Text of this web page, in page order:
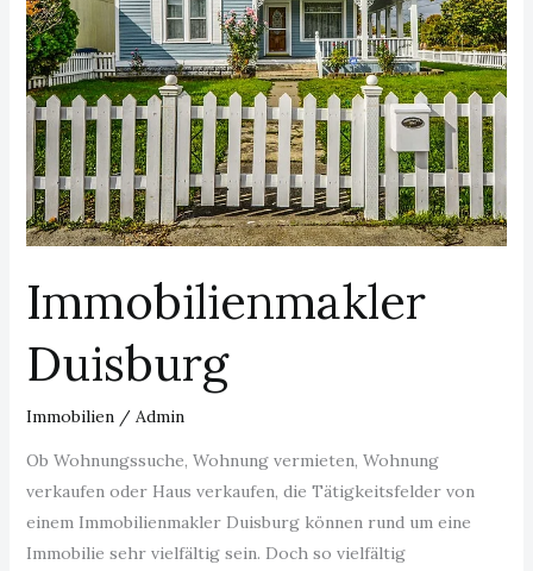
Immobilienmakler
Duisburg
Immobilien/ Admin
Ob Wohnungssuche, Wohnung vermieten, Wohnung
verkaufen oder Haus verkaufen, die Tätigkeitsfelder von
einem Immobilienmakler Duisburg können rund um eine
Immobilie sehr vielfältig sein. Doch so vielfältig